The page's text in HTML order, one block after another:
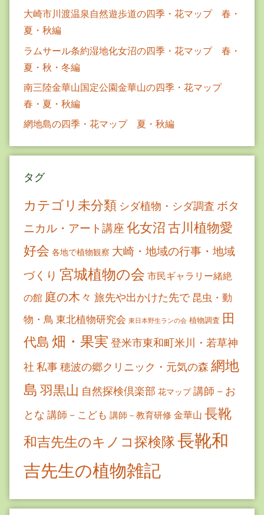
大崎市川渡温泉自然遊歩道の四季・花マップ 春・
夏・秋編
ラムサール条約湿地化女沼の四季・花マップ 春・
夏・秋・冬編
南三陸金華山国定公園金華山の四季・花マップ
春・夏・秋編
網地島の四季・花マップ 夏・秋編
タグ
カテゴリ未分類 シダ植物・シダ調査 ボタ
ニカル・アート講座 化女沼古川植物愛
好会 各地で植物観察 大崎・地域の行事・地域
づくり 宮城植物の会 市民ギャラリー緒絶
の館 庭の木々 旅先や出かけた先で 昆虫・動
物・鳥 東北植物研究会 東日本野生ランの会 植物調査 田
代島 畑・果実 登米市東和町米川・若草神
社 私事穂波の郷クリニック・元気の森 網地
島 羽黒山 自然探検倶楽部 花マップ 講師－お
とな 講師－こども 講師－教育研修 金華山 長靴
和吉先生のキノコ探検隊長靴和
吉先生の植物雑記